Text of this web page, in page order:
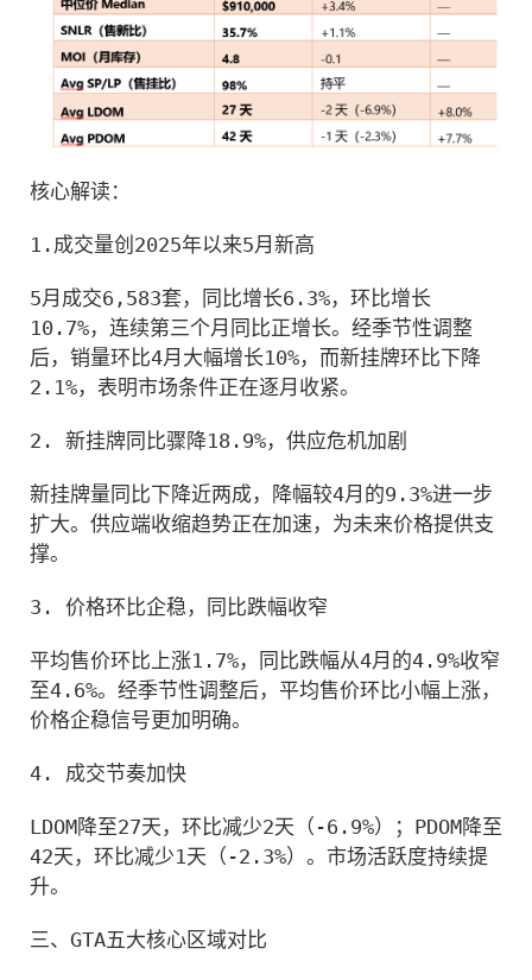
核心解读：
1.成交量创2025年以来5月新高
5月成交6,583套，同比增长6.3%，环比增长
10.7%，连续第三个月同比正增长。经季节性调整
后，销量环比4月大幅增长10%，而新挂牌环比下降
2.1%，表明市场条件正在逐月收紧。
2. 新挂牌同比骤降18.9%，供应危机加剧
新挂牌量同比下降近两成，降幅较4月的9.3%进一步
扩大。供应端收缩趋势正在加速，为未来价格提供支
撑。
3. 价格环比企稳，同比跌幅收窄
平均售价环比上涨1.7%，同比跌幅从4月的4.9%收窄
至4.6%。经季节性调整后，平均售价环比小幅上涨，
价格企稳信号更加明确。
4. 成交节奏加快
LDOM降至27天，环比减少2天（-6.9%）；PDOM降至
42天，环比减少1天（-2.3%）。市场活跃度持续提
升。
三、GTA五大核心区域对比